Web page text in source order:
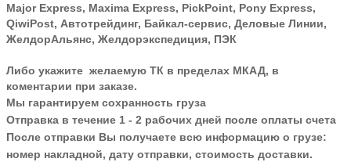
Major Express, Maxima Express, PickPoint, Pony Express,
QiwiPost, Автотрейдинг, Байкал-сервис, Деловые Линии,
ЖелдорАльянс, Желдорэкспедиция, ПЭК
Либо укажите желаемую ТК в пределах МКАД, в
коментарии при заказе.
Мы гарантируем сохранность груза
Отправка в течение 1 - 2 рабочих дней после оплаты счета
После отправки Вы получаете всю информацию о грузе:
номер накладной, дату отправки, стоимость доставки.